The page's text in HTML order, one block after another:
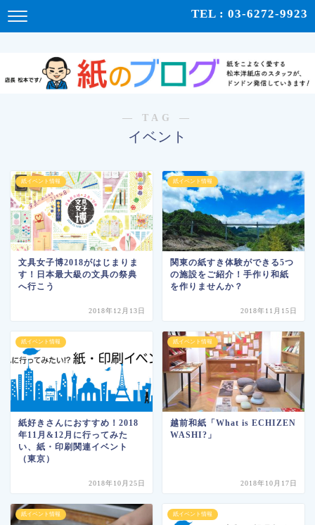
TEL : 03-6272-9923
― TAG ―
イベント
紙イベント情報
文具女子博2018がはじまりま
す！日本最大級の文具の祭典
へ行こう
2018年12月13日
紙イベント情報
関東の紙すき体験ができる5つ
の施設をご紹介！手作り和紙
を作りませんか？
2018年11月15日
紙イベント情報
紙好きさんにおすすめ！2018
年11月&12月に行ってみた
い、紙・印刷関連イベント
（東京）
2018年10月25日
紙イベント情報
越前和紙「What is ECHIZEN
WASHI?」
2018年10月17日
紙イベント情報 紙イベント情報